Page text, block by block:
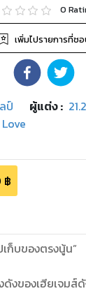
0
เพิ่มไปรายการที่ช
ป์ ผู้แต่ง :
฿
ก็บของตรงนู้น”
งดังของเฮียเจ